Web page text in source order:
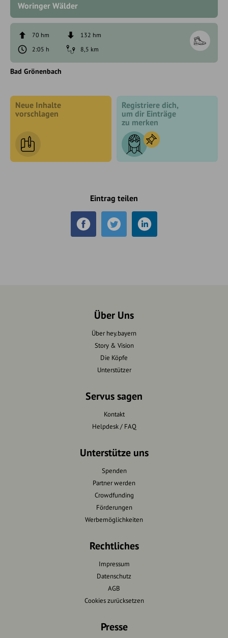
Woringer Wälder
70 hm
132 hm
2:05 h
8,5 km
Bad Grönenbach
Neue Inhalte
vorschlagen
Registriere dich,
um dir Einträge
zu merken
Eintrag teilen
Über Uns
Über hey.bayern
Story & Vision
Die Köpfe
Unterstützer
Servus sagen
Kontakt
Helpdesk / FAQ
Unterstütze uns
Spenden
Partner werden
Crowdfunding
Förderungen
Werbemöglichkeiten
Rechtliches
Impressum
Datenschutz
AGB
Cookies zurücksetzen
Presse